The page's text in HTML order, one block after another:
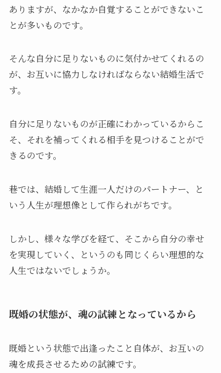
ありますが、なかなか自覚することができないこ
とが多いものです。
そんな自分に足りないものに気付かせてくれるの
が、お互いに協力しなければならない結婚生活で
す。
自分に足りないものが正確にわかっているからこ
そ、それを補ってくれる相手を見つけることがで
きるのです。
巷では、結婚して生涯一人だけのパートナー、と
いう人生が理想像として作られがちです。
しかし、様々な学びを経て、そこから自分の幸せ
を実現していく、というのも同じくらい理想的な
人生ではないでしょうか。
既婚の状態が、魂の試練となっているから
既婚という状態で出逢ったこと自体が、お互いの
魂を成長させるための試練です。